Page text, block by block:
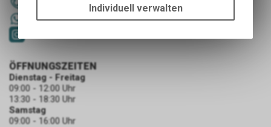
+41 79 4679536
ÖFFNUNGSZEITEN
Dienstag - Freitag
09:00 - 12:00 Uhr
13:30 - 18:30 Uhr
Samstag
09:00 - 16:00 Uhr
um die grundlegenden
Funktionen unseres Online-
Individuell verwalten